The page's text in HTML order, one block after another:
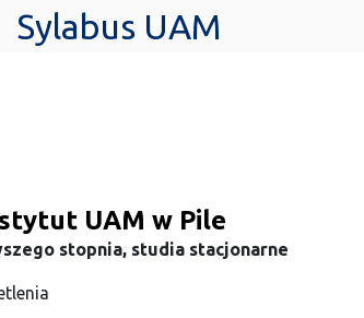
Sylabus UAM
UAM w Pile
stopnia, studia stacjonarne